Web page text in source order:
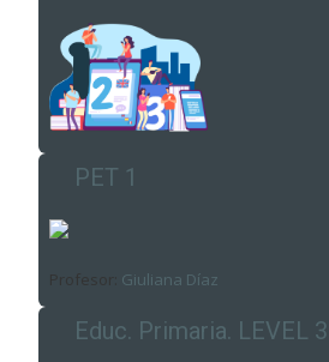
PET 1
Profesor: Giuliana Díaz
Educ. Primaria. LEVEL 3